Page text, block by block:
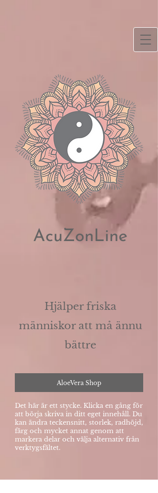
AcuZonLine
Hjälper friska
människor att må ännu
bättre
AloeVera Shop
Det här är ett stycke. Klicka en gång för
att börja skriva in ditt eget innehåll. Du
kan ändra teckensnitt, storlek, radhöjd,
färg och mycket annat genom att
markera delar och välja alternativ från
verktygsfältet.